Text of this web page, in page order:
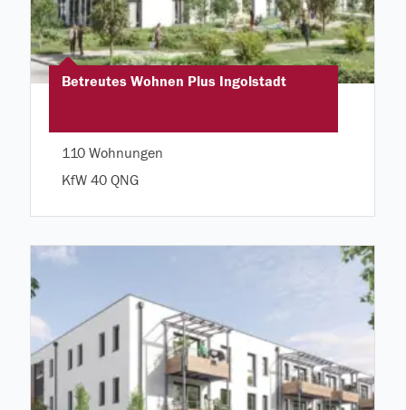
Betreutes Wohnen Plus Ingolstadt
110 Wohnungen
KfW 40 QNG